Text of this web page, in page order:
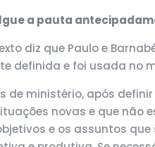
a pauta
diz que Paulo e
definida e foi usada no
de ministério, após
novas e que não
e os assuntos